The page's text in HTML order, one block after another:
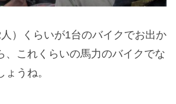
）くらいが1台のバイクでお出か
、これくらいの馬力のバイクでな
うね。